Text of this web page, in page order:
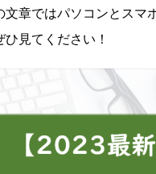
章ではパソコンとスマ
見てください！